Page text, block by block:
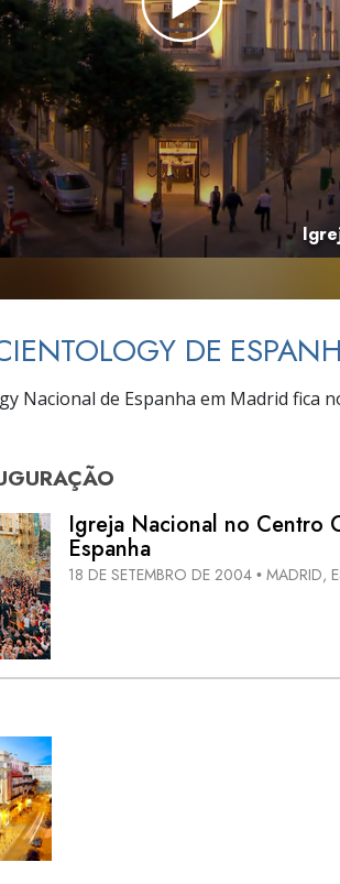
DE
Nacional de Espanha em Madrid fica
Igreja Nacional no Centro
Espanha
18 DE SETEMBRO DE 2004 • MADRID,